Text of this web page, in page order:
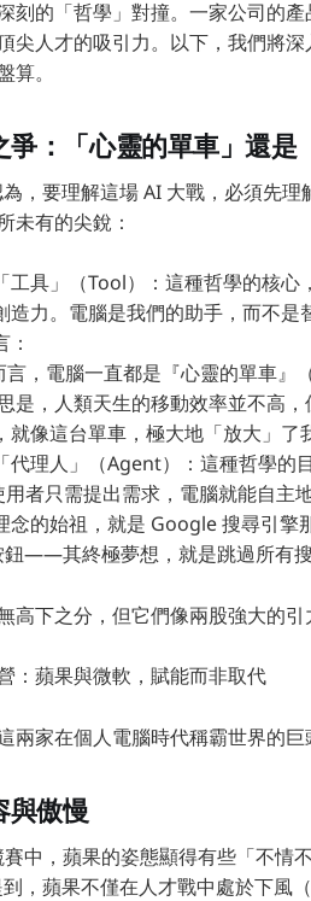
刻的「哲學」對撞。一家公司的
尖人才的吸引力。以下，我們將
算。
：「心靈的單車」還是
，要理解這場 AI 大戰，必須先
未有的尖銳：
工具」（Tool）：這種哲學的核
造力。電腦是我們的助手，而不
言，電腦一直都是『心靈的單車』
是，人類天生的移動效率並不高
就像這台單車，極大地「放大」了
代理人」（Agent）：這種哲學
者只需提出需求，電腦就能自主
念的始祖，就是 Google 搜尋引
——其終極夢想，就是跳過所有搜
高下之分，但它們像兩股強大的引
：蘋果與微軟，賦能而非取代
兩家在個人電腦時代稱霸世界的
與傲慢
中，蘋果的姿態顯得有些「不情
，蘋果不僅在人才戰中處於下風